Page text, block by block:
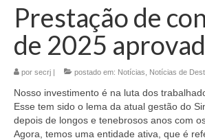
Eleição 2024 – Comissão
Histórico
Diretoria
Estatuto
Atendimentos
Prestação de
de 2025
por secrj | postado em: Notícias Notícias de
Nosso investimento é na luta dos
Esse tem sido o lema da atual gestão do
depois de longos e tenebrosos anos com os
Agora, temos uma entidade ativa, que é